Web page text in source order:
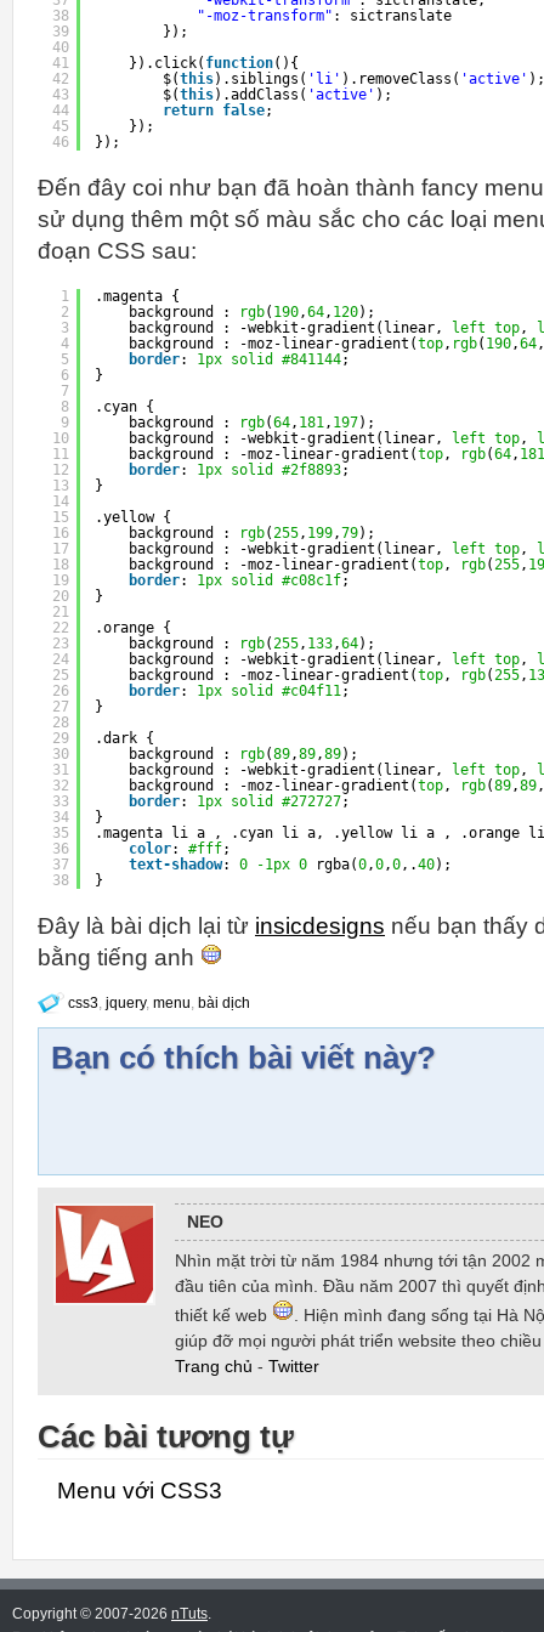
38
39
40
41
42
43
44
45
46
"-moz-transform" : sictranslate
});
}).click( function(){
$(this).siblings( 'li' ).removeClass( 'active' );
$(this).addClass( 'active' );
return false;
});
});
Đến đây coi như bạn đã hoàn thành fancy
sử dụng thêm một số màu sắc cho các loại
đoạn CSS sau:
1
2
3
4
5
6
7
8
9
10
11
12
13
14
15
16
17
18
19
20
21
22
23
24
25
26
27
28
29
30
31
32
33
34
35
36
37
38
.magenta {
background :
rgb( 190,64, 120);
background : -webkit-gradient(linear,
left top,
background : -moz-linear-gradient(top, rgb( 190,64,
border: 1px solid #841144;
}
.cyan {
background :
rgb(64, 181, 197);
background : -webkit-gradient(linear,
left top,
background : -moz-linear-gradient(top, rgb(64, 181
border: 1px solid #2f8893;
}
.yellow {
background :
rgb(255, 199,79);
background : -webkit-gradient(linear,
left top,
background : -moz-linear-gradient(top, rgb(255,
border: 1px solid #c08c1f;
}
.orange {
background :
rgb(255, 133,64);
background : -webkit-gradient(linear,
left top,
background : -moz-linear-gradient(top, rgb(255,
border: 1px solid #c04f11;
}
.dark {
background :
rgb(89,89,89);
background : -webkit-gradient(linear,
left top,
background : -moz-linear-gradient(top, rgb(89,89,
border: 1px solid #272727;
}
.magenta li a , .cyan li a, .yellow li a , .orange
color: #fff;
text-shadow: 0 -1px 0 rgba(0,0,0,.40);
}
Đây là bài dịch lại từ insicdesigns nếu bạn thấy
bằng tiếng anh
css3, jquery, menu, bài dịch
Bạn có thích bài viết này?
NEO
Nhìn mặt trời từ năm 1984 nhưng tới tận 2002
đầu tiên của mình. Đầu năm 2007 thì quyết
thiết kế web
. Hiện mình đang sống tại Hà
giúp đỡ mọi người phát triển website theo
Trang chủ - Twitter
Các bài tương tự
Menu với CSS3
Copyright © 2007-2026 nTuts.